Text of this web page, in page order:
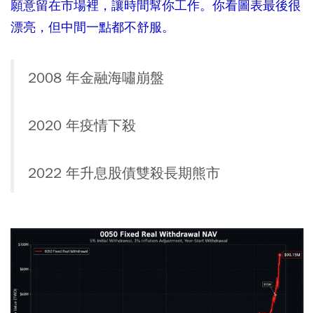
願意留在市場裡，讓時間幫你工作。你看圖表最後很
漂亮，但中間一點都不舒服。
2008 年金融海嘯崩盤
2020 年疫情下殺
2022 年升息股債雙殺長期熊市